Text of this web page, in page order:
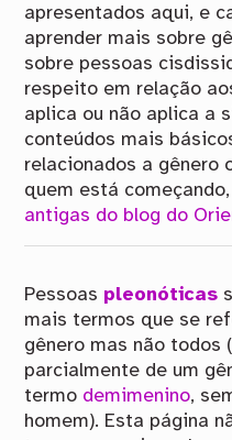
apresentados aqui, e
aprender mais sobre
sobre pessoas
respeito em relação
aplica ou não aplica a
conteúdos mais
relacionados a gênero
quem está
antigas do blog do
Pessoas pleonóticas
mais termos que se
gênero mas não todos
parcialmente de um
termo demimenino,
homem). Esta página